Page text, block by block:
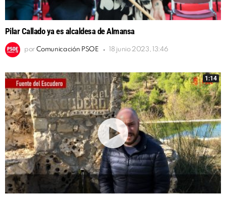
Pilar Callado ya es alcaldesa de Almansa
por Comunicación PSOE 18 junio 2023, 13:46
1:14